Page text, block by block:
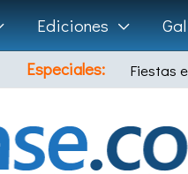
Ediciones
Especiales:
Fiestas